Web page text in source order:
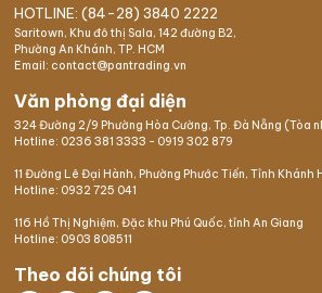
HOTLINE: (84-28) 3840 2222
Saritown, Khu đô thị Sala, 142 đường B2,
Phường An Khánh, TP. HCM
Email: contact@pantrading.vn
Văn phòng đại diện
324 Đường 2/9 Phường Hòa Cường, Tp. Đà Nẵng (Tòa
Hotline: 0236 381 3333 - 0919 302 879
11 Đường Lê Đại Hành, Phường Phước Tiến, Tỉnh Khánh
Hotline: 0932 725 041
116 Hồ Thị Nghiệm, Đặc khu Phú Quốc, tỉnh An Giang
Hotline: 0903 808511
Theo dõi chúng tôi